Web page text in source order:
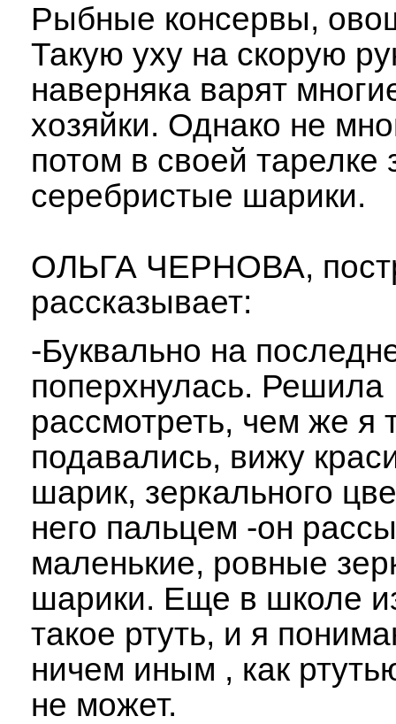
Рыбные консервы,
Такую уху на скорую
наверняка варят
хозяйки. Однако не
потом в своей тарелке
серебристые шарики.
ОЛЬГА ЧЕРНОВА,
рассказывает:
-Буквально на
поперхнулась. Решила
рассмотреть, чем же я
подавались, вижу
шарик, зеркального
него пальцем -он
маленькие, ровные
шарики. Еще в школе
такое ртуть, и я
ничем иным , как
не может.